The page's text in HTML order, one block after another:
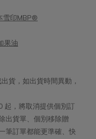
雪印MBP®
果油
貨，如出貨時間異動，
起，將取消提供個別訂
出貨單、個別移除贈
筆訂單都能更準確、快